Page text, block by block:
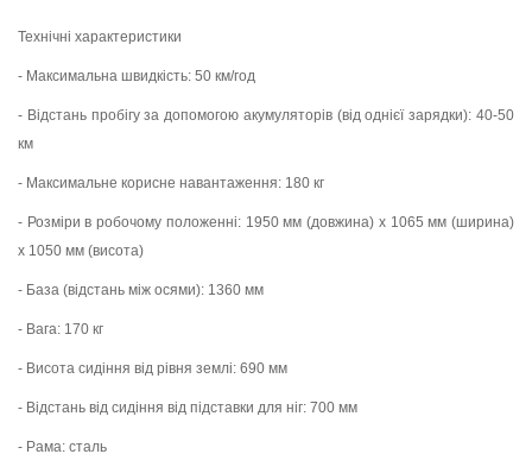
Технічні характеристики
- Максимальна швидкість: 50 км/год
- Відстань пробігу за допомогою акумуляторів (від однієї зарядки): 40-50
км
- Максимальне корисне навантаження: 180 кг
- Розміри в робочому положенні: 1950 мм (довжина) х 1065 мм (ширина)
х 1050 мм (висота)
- База (відстань між осями): 1360 мм
- Вага: 170 кг
- Висота сидіння від рівня землі: 690 мм
- Відстань від сидіння від підставки для ніг: 700 мм
- Рама: сталь